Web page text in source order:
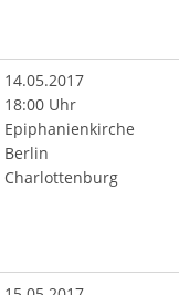
14.05.2017
18:00 Uhr
Epiphanienkirche
Berlin
Charlottenburg